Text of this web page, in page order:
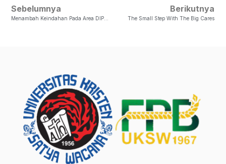
Sebelumnya Berikutnya
The Small Step With The Big Cares